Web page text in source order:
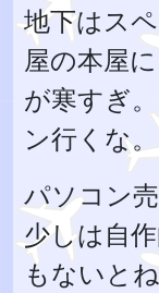
地下はス
屋の本屋
が寒すぎ
ン行くな。
パソコン
少しは自
もないと